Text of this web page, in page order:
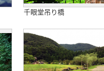
千眼堂吊り橋